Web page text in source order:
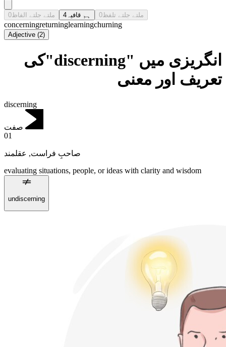
ملتے جلتے الفاظ 0 ہم قافیہ 4 ملتے جلتے تلفظ 0
concerningreturninglearningchurning
Adjective (2)
انگریزی میں "discerning"کی
تعریف اور معنی
discerning
صفت
01
صاحبِ فراست, عقلمند
evaluating situations, people, or ideas with clarity and wisdom
undiscerning